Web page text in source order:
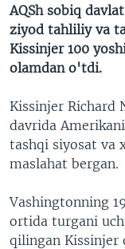
AQSh sobiq
ziyod tahliliy va
Kissinjer 100
olamdan o'tdi.
Kissinjer Richard
davrida
tashqi siyosat va
maslahat bergan.
Vashingtonning
ortida turgani
qilingan